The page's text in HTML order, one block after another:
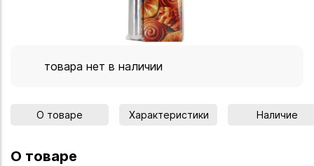
товара нет в наличии
О товаре Характеристики Наличие
О товаре